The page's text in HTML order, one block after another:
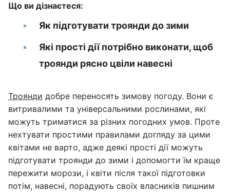
Що ви дізнаєтеся:
Як підготувати троянди до зими
Які прості дії потрібно виконати, щоб
троянди рясно цвіли навесні
Троянди добре переносять зимову погоду. Вони є
витривалими та універсальними рослинами, які
можуть триматися за різних погодних умов. Проте
нехтувати простими правилами догляду за цими
квітами не варто, адже деякі прості дії можуть
підготувати троянди до зими і допомогти їм краще
пережити морози, і квіти після такої підготовки
потім, навесні, порадують своїх власників пишним